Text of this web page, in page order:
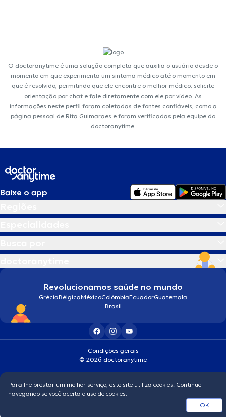
O doctoranytime é uma solução completa que auxilia o usuário desde o
momento em que experimenta um sintoma médico até o momento em
que é resolvido, permitindo que ele encontre o melhor médico, solicite
orientação por chat e fale diretamente com ele por vídeo. As
informações neste perfil foram coletadas de fontes confiáveis, como a
página pessoal de Rita Guimaraes e foram verificadas pela equipe do
doctoranytime.
Baixe o app
Revolucionamos saúde no mundo
GréciaBélgicaMéxicoColômbiaEcuadorGuatemala
Brasil
Condições gerais
© 2026 doctoranytime
Para lhe prestar um melhor serviço, este site utiliza cookies. Continue
navegando se você aceita o uso de cookies.
OK